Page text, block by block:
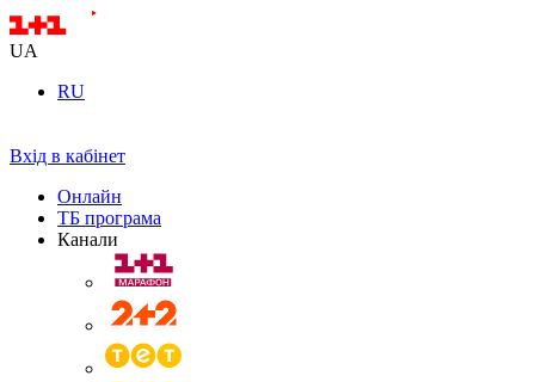
UA
RU
Вхід в кабінет
Онлайн
ТБ програма
Канали